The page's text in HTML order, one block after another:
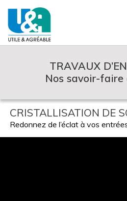
TRAVAUX
Nos savoir-
CRISTALLISATION DE
Redonnez de l’éclat à vos